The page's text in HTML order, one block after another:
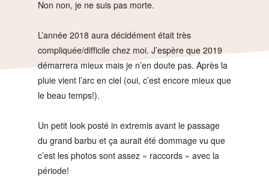
Non non, je ne suis pas morte.
L’année 2018 aura décidément était très
compliquée/difficile chez moi. J’espère que 2019
démarrera mieux mais je n’en doute pas. Après la
pluie vient l’arc en ciel (oui, c’est encore mieux que
le beau temps!).
Un petit look posté in extremis avant le passage
du grand barbu et ça aurait été dommage vu que
c’est les photos sont assez « raccords » avec la
période!